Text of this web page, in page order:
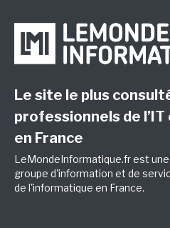
Le site le plus
professionnels de
en France
LeMondeInformatique.fr est
groupe d'information et de
de l'informatique en France.